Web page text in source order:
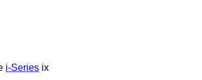
i-Series ix